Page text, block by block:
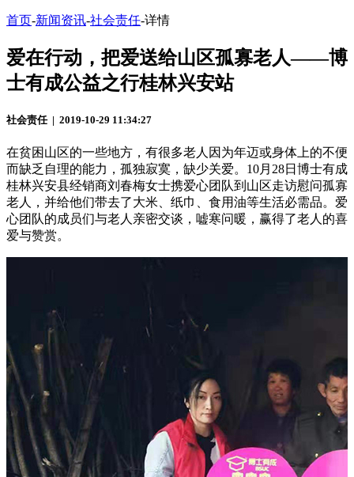
首页-新闻资讯-社会责任-详情
爱在行动，把爱送给山区孤寡老人——博
士有成公益之行桂林兴安站
社会责任 | 2019-10-29 11:34:27
在贫困山区的一些地方，有很多老人因为年迈或身体上的不便
而缺乏自理的能力，孤独寂寞，缺少关爱。10月28日博士有成
桂林兴安县经销商刘春梅女士携爱心团队到山区走访慰问孤寡
老人，并给他们带去了大米、纸巾、食用油等生活必需品。爱
心团队的成员们与老人亲密交谈，嘘寒问暖，赢得了老人的喜
爱与赞赏。